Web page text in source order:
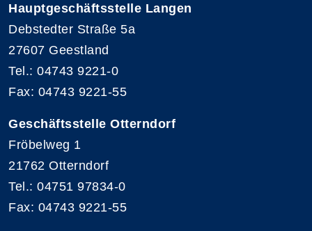
Hauptgeschäftsstelle Langen
Debstedter Straße 5a
27607 Geestland
Tel.: 04743 9221-0
Fax: 04743 9221-55
Geschäftsstelle Otterndorf
Fröbelweg 1
21762 Otterndorf
Tel.: 04751 97834-0
Fax: 04743 9221-55